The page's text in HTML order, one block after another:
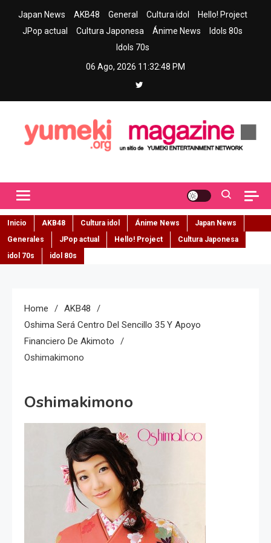
Japan News AKB48 General Cultura idol
Hello! Project
JPop actual
Cultura Japonesa Ánime News
Idols 80s
Idols 70s
06 Ago, 2026 11:32:49 PM
Inicio AKB48 Cultura idol Ánime News
Japan News
Generales
JPop actual Hello! Project
Cultura Japonesa
idol 70s
idol 80s
Home
AKB48
Oshima Será Centro Del Sencillo 35 Y Apoyo
Financiero De Akimoto
Oshimakimono
Oshimakimono